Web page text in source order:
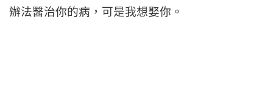
辦法醫治你的病，可是我想娶你。